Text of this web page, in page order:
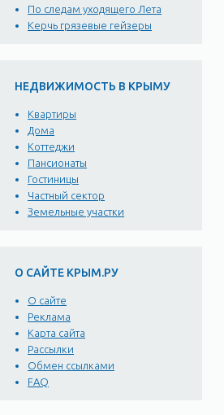
По следам уходящего Лета
Керчь грязевые гейзеры
НЕДВИЖИМОСТЬ В КРЫМУ
Квартиры
Дома
Коттеджи
Пансионаты
Гостиницы
Частный сектор
Земельные участки
О САЙТЕ КРЫМ.РУ
О сайте
Реклама
Карта сайта
Рассылки
Обмен ссылками
FAQ